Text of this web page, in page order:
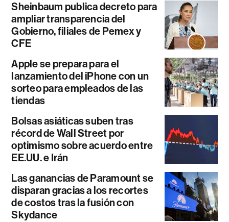
Sheinbaum publica decreto para
ampliar transparencia del
Gobierno, filiales de Pemex y
CFE
Apple se prepara para el
lanzamiento del iPhone con un
sorteo para empleados de las
tiendas
Bolsas asiáticas suben tras
récord de Wall Street por
optimismo sobre acuerdo entre
EE.UU. e Irán
Las ganancias de Paramount se
disparan gracias a los recortes
de costos tras la fusión con
Skydance